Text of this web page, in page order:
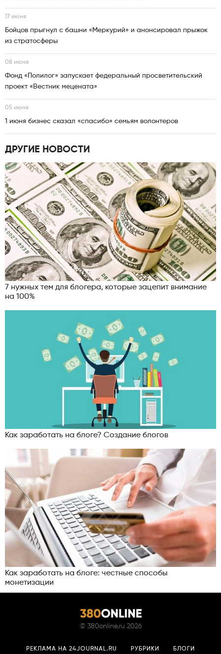
17 июня
Бойцов прыгнул с башни «Меркурий» и анонсировал прыжок
из стратосферы
08 июня
Фонд «Полилог» запускает федеральный просветительский
проект «Вестник мецената»
05 июня
1 июня бизнес сказал «спасибо» семьям волонтеров
ДРУГИЕ НОВОСТИ
7 нужных тем для блогера, которые зацепит внимание
на 100%
Как заработать на блоге? Создание блогов
Как заработать на блоге: честные способы
монетизации
© 380online.ru 2026
РЕКЛАМА НА 24JOURNAL.RU РУБРИКИ БЛОГИ